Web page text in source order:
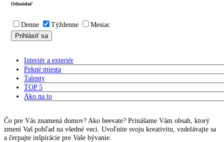
Odosielať
Denne Týždenne Mesiac
Interiér a exteriér
Pekné miesta
Talenty
TOP 5
Ako na to
Čo pre Vás znamená domov? Ako beevate? Prinášame Vám obsah, ktorý
zmení Vaš pohľad na všedné veci. Uvoľnite svoju kreativitu, vzdelávajte sa
a čerpajte inšpirácie pre Vaše bývanie.